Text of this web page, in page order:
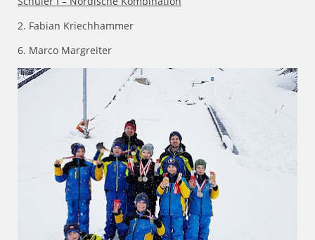
2. Fabian Kriechhammer
6. Marco Margreiter